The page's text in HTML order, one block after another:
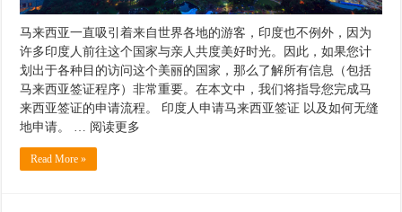
马来西亚一直吸引着来自世界各地的游客，印度也不例外，因为
许多印度人前往这个国家与亲人共度美好时光。因此，如果您计
划出于各种目的访问这个美丽的国家，那么了解所有信息（包括
马来西亚签证程序）非常重要。在本文中，我们将指导您完成马
来西亚签证的申请流程。 印度人申请马来西亚签证 以及如何无缝
地申请。 … 阅读更多
Read More »